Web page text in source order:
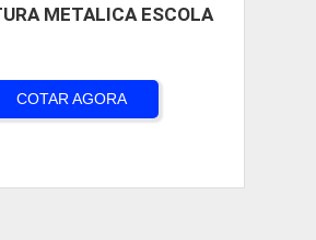
METALICA ESCOLA
COTAR AGORA